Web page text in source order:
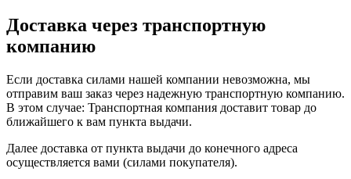
Доставка через транспортную
компанию
Если доставка силами нашей компании невозможна, мы
отправим ваш заказ через надежную транспортную компанию.
В этом случае: Транспортная компания доставит товар до
ближайшего к вам пункта выдачи.
Далее доставка от пункта выдачи до конечного адреса
осуществляется вами (силами покупателя).